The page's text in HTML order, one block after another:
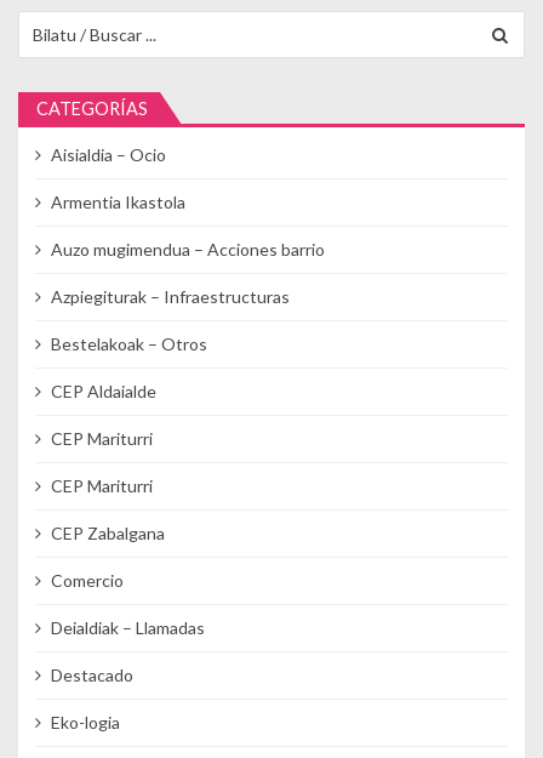
CATEGORÍAS
Aisialdia – Ocio
Armentia Ikastola
Auzo mugimendua – Acciones barrio
Azpiegiturak – Infraestructuras
Bestelakoak – Otros
CEP Aldaialde
CEP Mariturri
CEP Mariturri
CEP Zabalgana
Comercio
Deialdiak – Llamadas
Destacado
Eko-logia